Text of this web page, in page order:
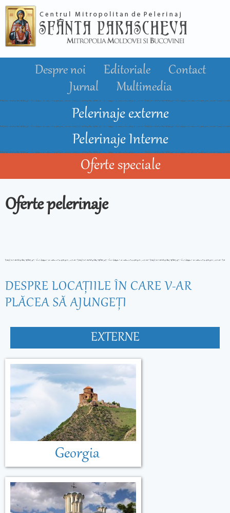
conţinutul
principal
Despre noi Editoriale
Contact
Jurnal
Multimedia
Pelerinaje externe
Pelerinaje Interne
Oferte speciale
Oferte pelerinaje
DESPRE LOCAŢIILE ÎN CARE V-AR
PLĂCEA SĂ AJUNGEŢI
EXTERNE
Georgia